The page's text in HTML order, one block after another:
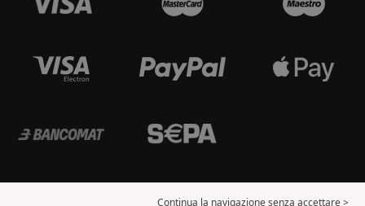
Continua la navigazione senza accettare >